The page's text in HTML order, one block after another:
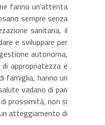
fanno un'attenta
sempre senza
sanitaria, il
e sviluppare per
autonoma,
appropriatezza e
famiglia, hanno un
vadano di pari
prossimità, non si
atteggiamento di